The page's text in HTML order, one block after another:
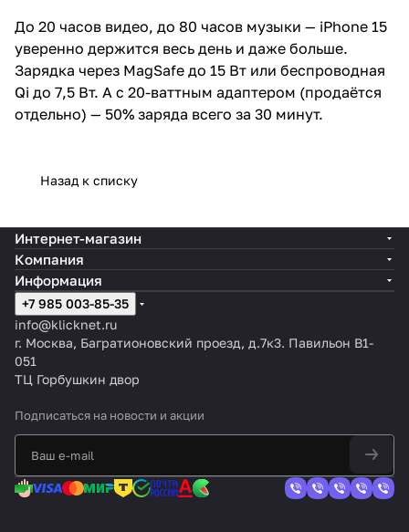
До 20 часов видео, до 80 часов музыки — iPhone 15
уверенно держится весь день и даже больше.
Зарядка через MagSafe до 15 Вт или беспроводная
Qi до 7,5 Вт. А с 20-ваттным адаптером (продаётся
отдельно) — 50% заряда всего за 30 минут.
Назад к списку
Интернет-магазин
Компания
Информация
+7 985 003-85-35
info@klicknet.ru
г. Москва, Багратионовский проезд, д.7к3. Павильон B1-
051
ТЦ Горбушкин двор
Подписаться на новости и акции